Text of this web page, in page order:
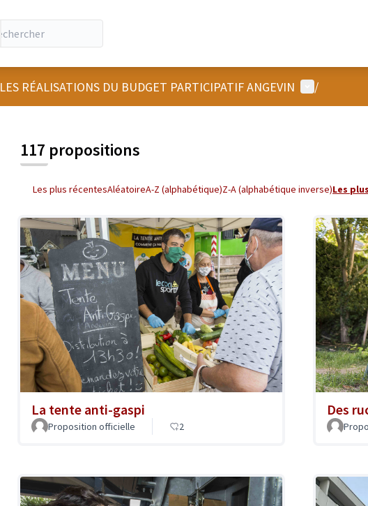
LES RÉALISATIONS DU BUDGET PARTICIPATIF ANGEVIN Menu
/
117 propositions
Les plus récentesAléatoireA-Z (alphabétique)Z-A (alphabétique inverse)Les
La tente anti-gaspi
Proposition officielle 2
Des